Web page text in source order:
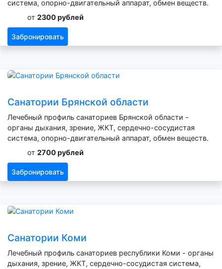
система, опорно-двигательный аппарат, обмен веществ.
от 2300 рублей
Забронировать
Санатории Брянской области
Лечебный профиль санаториев Брянской области -
органы дыхания, зрение, ЖКТ, сердечно-сосудистая
система, опорно-двигательный аппарат, обмен веществ.
от 2700 рублей
Забронировать
Санатории Коми
Лечебный профиль санаториев республики Коми - органы
дыхания, зрение, ЖКТ, сердечно-сосудистая система,